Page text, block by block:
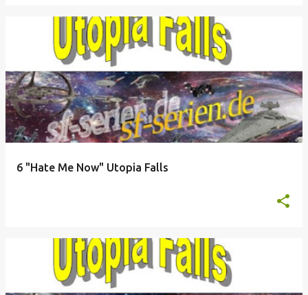
6 "Hate Me Now" Utopia Falls